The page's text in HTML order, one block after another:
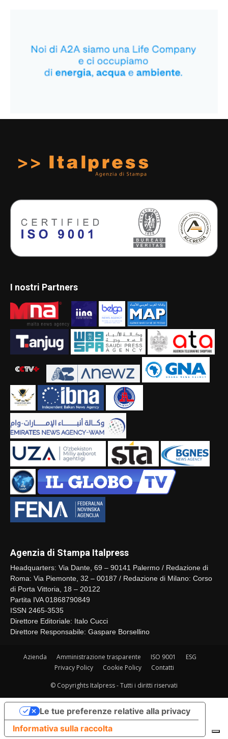
I nostri Partners
Agenzia di Stampa Italpress
Headquarters: Via Dante, 69 – 90141 Palermo / Redazione di
Roma: Via Piemonte, 32 – 00187 / Redazione di Milano: Corso
di Porta Vittoria, 18 – 20122
Partita IVA 01868790849
ISSN 2465-3535
Direttore Editoriale: Italo Cucci
Direttore Responsabile: Gaspare Borsellino
Azienda Amministrazione trasparente ISO 9001
ESG
Privacy Policy
Cookie Policy Contatti
© Copyrights Italpress - Tutti i diritti riservati
Informativa sulla raccolta
Le tue preferenze relative alla privacy